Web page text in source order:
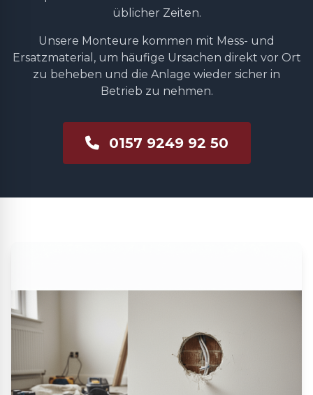
üblicher Zeiten.
Unsere Monteure kommen mit Mess- und
Ersatzmaterial, um häufige Ursachen direkt vor Ort
zu beheben und die Anlage wieder sicher in
Betrieb zu nehmen.
0157 9249 92 50